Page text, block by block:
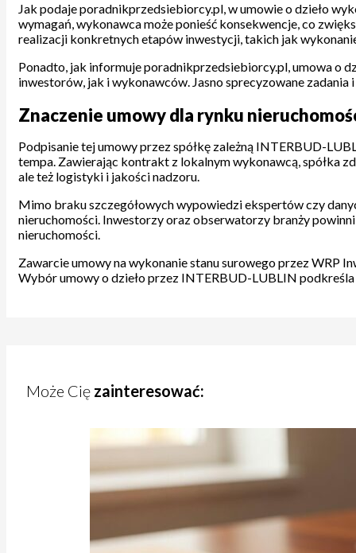
Jak podaje poradnikprzedsiebiorcy.pl, w umowie o dzieło
wymagań, wykonawca może ponieść konsekwencje, co
realizacji konkretnych etapów inwestycji, takich jak
Ponadto, jak informuje poradnikprzedsiebiorcy.pl, umowa o
inwestorów, jak i wykonawców. Jasno sprecyzowane
Znaczenie umowy dla rynku
Podpisanie tej umowy przez spółkę zależną INTERBUD-
tempa. Zawierając kontrakt z lokalnym wykonawcą, spółka
ale też logistyki i jakości nadzoru.
Mimo braku szczegółowych wypowiedzi ekspertów czy
nieruchomości. Inwestorzy oraz obserwatorzy branży
nieruchomości.
Zawarcie umowy na wykonanie stanu surowego przez WRP
Wybór umowy o dzieło przez INTERBUD-LUBLIN
Może Cię zainteresować: